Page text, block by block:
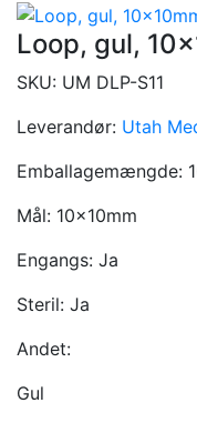
Loop, gul,
SKU: UM DLP-S11
Leverandør: Utah
Emballagemængde:
Mål: 10x10mm
Engangs: Ja
Steril: Ja
Andet:
Gul